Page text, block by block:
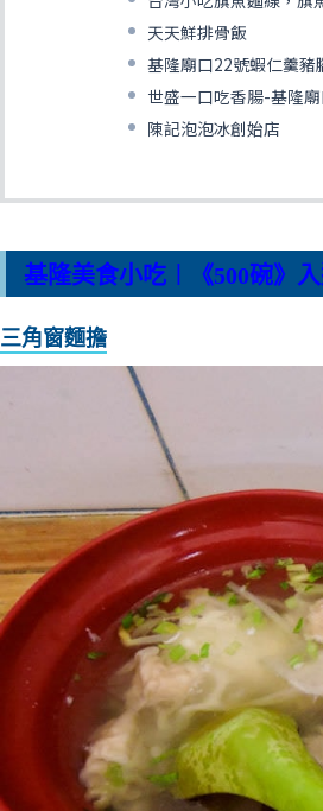
天天鮮排骨飯
基隆廟口22號蝦仁羹豬
世盛一口吃香腸-基隆
陳記泡泡冰創始店
基隆美食小吃︱《500碗》
三角窗麵擔